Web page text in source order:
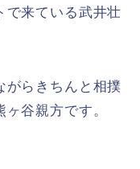
で来ている武井壮
がらきちんと相撲
谷親方です。